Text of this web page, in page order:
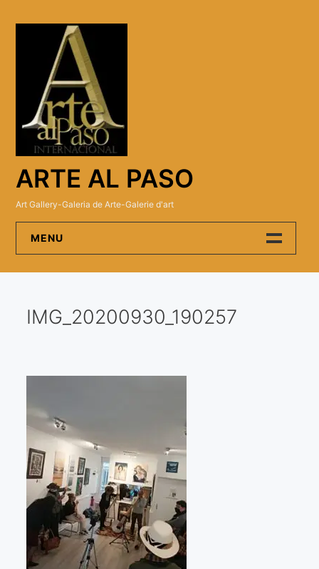
ARTE AL PASO
Art Gallery-Galeria de Arte-Galerie d'art
MENU
Artistas
Visitas a los ateliers o talleres de artistas
Qué dicen de nosotros?
Aviso legal
Política de cookies
Expositions
IMG_20200930_190257